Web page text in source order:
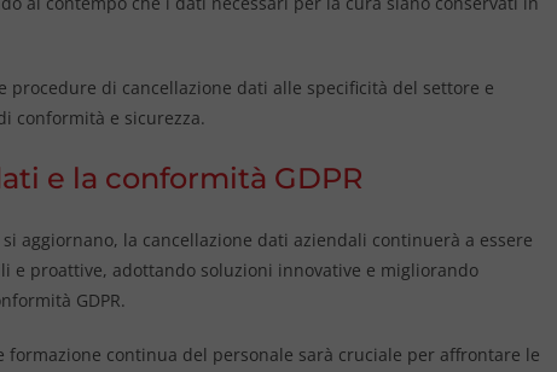
procedure di cancellazione dati alle specificità del settore e
conformità e sicurezza.
e la conformità GDPR
aggiornano, la cancellazione dati aziendali continuerà a essere
e proattive, adottando soluzioni innovative e migliorando
GDPR.
continua del personale sarà cruciale per affrontare le